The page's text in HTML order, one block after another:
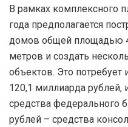
В рамках комплексного
года предполагается
домов общей площадью
метров и создать
объектов. Это потребует
120,1 миллиарда рублей,
средства федерального
рублей – средства